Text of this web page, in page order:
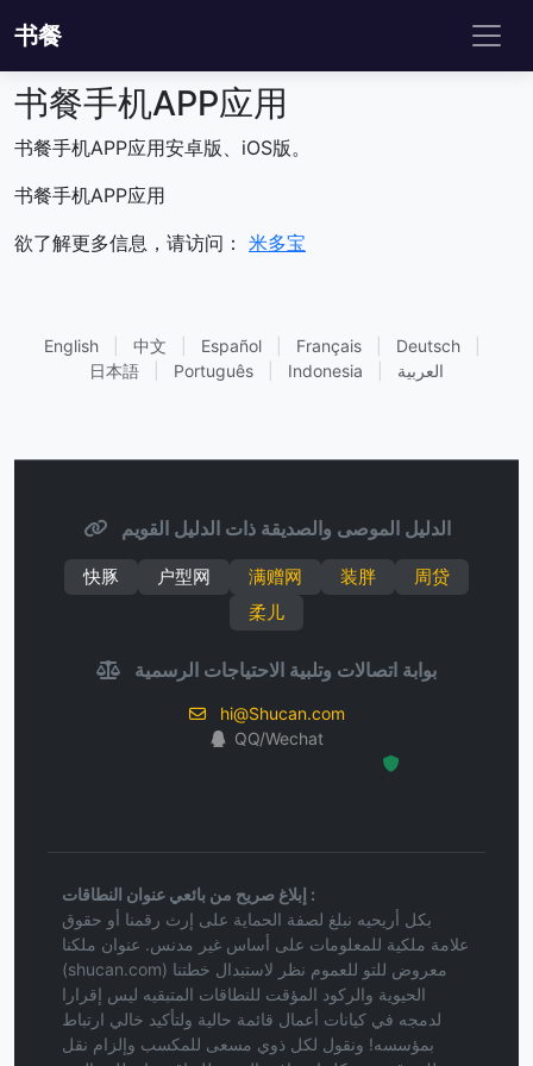
书餐
书餐手机APP应用
书餐手机APP应用安卓版、iOS版。
书餐手机APP应用
欲了解更多信息，请访问： 米多宝
English 中文 Español Français Deutsch
日本語
Português Indonesia العربية
الدليل الموصى والصديقة ذات الدليل القويم
快豚 户型网 满赠网 装胖
周贷
柔儿
بوابة اتصالات وتلبية الاحتياجات الرسمية
hi@Shucan.com
QQ/Wechat
إبلاغ صريح من بائعي عنوان النطاقات :
بكل أريحيه نبلغ لصفة الحماية على إرث رقمنا أو حقوق
علامة ملكية للمعلومات على أساس غير مدنس. عنوان ملكنا
(shucan.com) معروض للتو للعموم نظر لاستبدال خطتنا
الحيوية والركود المؤقت للنطاقات المتبقيه ليس إقرارا
لدمجه في كيانات أعمال قائمة حالية ولتأكيد خالي ارتباط
بمؤسسه! ونقول لكل ذوي مسعى للمكسب وإلزام نقل